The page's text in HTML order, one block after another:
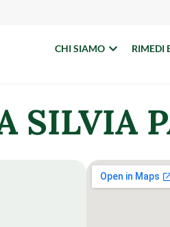
CHI SIAMO RIMEDI
SILVIA